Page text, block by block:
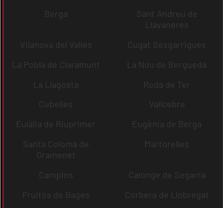
Berga
Sant Andreu de
Llavaneres
Vilanova del Vallès
Cugat Sesgarrigues
La Pobla de Claramunt
La Nou de Berguedà
La Llagosta
Roda de Ter
Cubelles
Vallcebre
Eulàlia de Riuprimer
Eugènia de Berga
Santa Coloma de
Gramenet
Martorelles
Campins
Calonge de Segarra
Fruitós de Bages
Corbera de Llobregat